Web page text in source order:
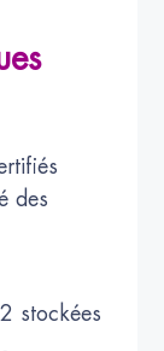
des
stockées